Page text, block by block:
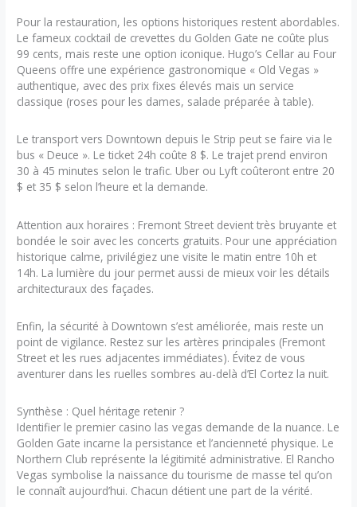
Pour la restauration, les options historiques restent abordables.
Le fameux cocktail de crevettes du Golden Gate ne coûte plus
99 cents, mais reste une option iconique. Hugo’s Cellar au Four
Queens offre une expérience gastronomique « Old Vegas »
authentique, avec des prix fixes élevés mais un service
classique (roses pour les dames, salade préparée à table).
Le transport vers Downtown depuis le Strip peut se faire via le
bus « Deuce ». Le ticket 24h coûte 8 $. Le trajet prend environ
30 à 45 minutes selon le trafic. Uber ou Lyft coûteront entre 20
$ et 35 $ selon l’heure et la demande.
Attention aux horaires : Fremont Street devient très bruyante et
bondée le soir avec les concerts gratuits. Pour une appréciation
historique calme, privilégiez une visite le matin entre 10h et
14h. La lumière du jour permet aussi de mieux voir les détails
architecturaux des façades.
Enfin, la sécurité à Downtown s’est améliorée, mais reste un
point de vigilance. Restez sur les artères principales (Fremont
Street et les rues adjacentes immédiates). Évitez de vous
aventurer dans les ruelles sombres au-delà d’El Cortez la nuit.
Synthèse : Quel héritage retenir ?
Identifier le premier casino las vegas demande de la nuance. Le
Golden Gate incarne la persistance et l’ancienneté physique. Le
Northern Club représente la légitimité administrative. El Rancho
Vegas symbolise la naissance du tourisme de masse tel qu’on
le connaît aujourd’hui. Chacun détient une part de la vérité.